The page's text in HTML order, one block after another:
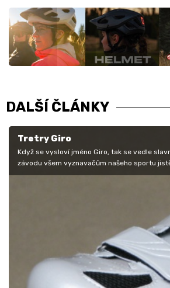
DALŠÍ ČLÁNKY
Tretry Giro
Když se vysloví jméno Giro, tak se vedle
závodu všem vyznavačům našeho sportu
přilby. Ty jsou již…